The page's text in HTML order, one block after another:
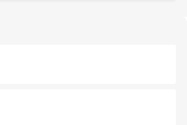
は地元の風情を楽しめる外せないスポット